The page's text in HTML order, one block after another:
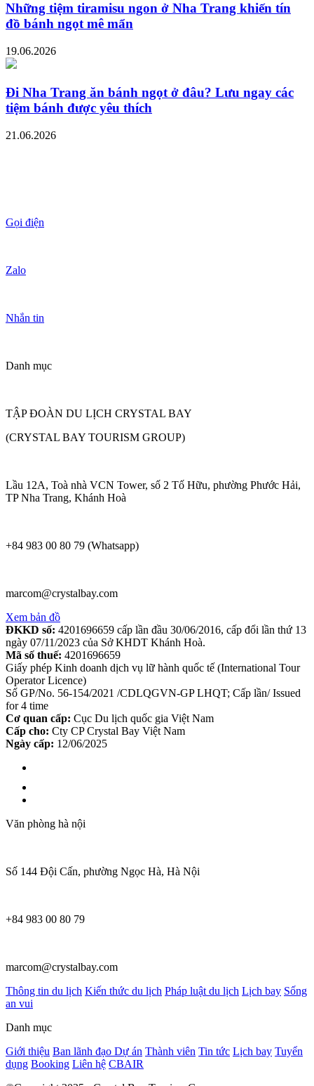
Những tiệm tiramisu ngon ở Nha Trang khiến tín
đồ bánh ngọt mê mẩn
19.06.2026
Đi Nha Trang ăn bánh ngọt ở đâu? Lưu ngay các
tiệm bánh được yêu thích
21.06.2026
Gọi điện
Zalo
Nhắn tin
Danh mục
TẬP ĐOÀN DU LỊCH CRYSTAL BAY
(CRYSTAL BAY TOURISM GROUP)
Lầu 12A, Toà nhà VCN Tower, số 2 Tố Hữu, phường Phước Hải,
TP Nha Trang, Khánh Hoà
+84 983 00 80 79 (Whatsapp)
marcom@crystalbay.com
Xem bản đồ
ĐKKD số: 4201696659 cấp lần đầu 30/06/2016, cấp đổi lần thứ 13
ngày 07/11/2023 của Sở KHDT Khánh Hoà.
Mã số thuế: 4201696659
Giấy phép Kinh doanh dịch vụ lữ hành quốc tế (International Tour
Operator Licence)
Số GP/No. 56-154/2021 /CDLQGVN-GP LHQT; Cấp lần/ Issued
for 4 time
Cơ quan cấp: Cục Du lịch quốc gia Việt Nam
Cấp cho: Cty CP Crystal Bay Việt Nam
Ngày cấp: 12/06/2025
Văn phòng hà nội
Số 144 Đội Cấn, phường Ngọc Hà, Hà Nội
+84 983 00 80 79
marcom@crystalbay.com
Thông tin du lịch Kiến thức du lịch Pháp luật du lịch Lịch bay Sống
an vui
Danh mục
Giới thiệu Ban lãnh đạo Dự án Thành viên Tin tức Lịch bay Tuyển
dụng Booking Liên hệ CBAIR